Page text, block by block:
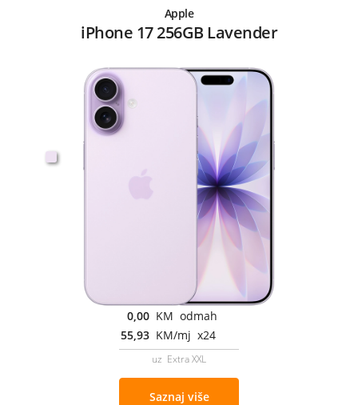
Apple
iPhone 17 256GB Lavender
0,00 KM odmah
55,93 KM/mj x24
uz Extra XXL
Saznaj više